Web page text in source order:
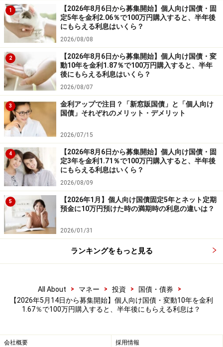
次は、個人向け国債のデメリットを4つ見てみましょ
う。
●デメリット1：インフレに弱い面がある
個人向け国債の金利は、物価上昇率と直接連動するわけ
ではありません。そのため、インフレ率が国債の金利を
上回る状態が続くと、実質的には「お金の価値」が目減
りする可能性があります。
資産を守るには、株式や投資信託なども含め、分散投資
を検討することも大切です。
●デメリット2：原則1年間は換金できない
個人向け国債は、購入してすぐには換金できません。
発行から1年間は原則として中途換金不可となってお
り、1年以内にお金が必要になる場合などには向かない
面があります。国債を購入するときは、その点をよく考
え、余裕資金で行うことが大切です。
個人向け国債は、NISA口座では購入できません。そのた
め、受け取り利息には20.315％の税金がかかります。
身体障害者手帳の交付を受けている方などは、「障害者
1
【2026年8月6日から募集開始】個人向け国債・固
定5年を金利2.06％で100万円購入すると、半年後
にもらえる利息はいくら？
2026/08/08
2
【2026年8月6日から募集開始】個人向け国債・変
動10年を金利1.87％で100万円購入すると、半年
後にもらえる利息はいくら？
2026/08/07
3
金利アップで注目？「新窓販国債」と「個人向け
国債」それぞれのメリット・デメリット
2026/07/15
4
【2026年8月6日から募集開始】個人向け国債・固
定3年を金利1.71％で100万円購入すると、半年後
にもらえる利息はいくら？
2026/08/09
5
【2026年1月】個人向け国債固定5年とネット定期
預金に10万円預けた時の満期時の利息の違いは？
2026/01/31
ランキングをもっと見る
All About > マネー > 投資 > 国債・債券
>
【2026年5月14日から募集開始】個人向け国債・変動10年を金利
1.67％で100万円購入すると、半年後にもらえる利息は？
会社概要 採用情報